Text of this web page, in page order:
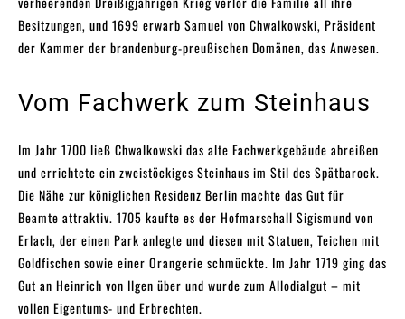
Besitzungen, und 1699 erwarb Samuel von Chwalkowski, Präsident
der Kammer der brandenburg-preußischen Domänen, das Anwesen.
Vom Fachwerk zum Steinhaus
Im Jahr 1700 ließ Chwalkowski das alte Fachwerkgebäude abreißen
und errichtete ein zweistöckiges Steinhaus im Stil des Spätbarock.
Die Nähe zur königlichen Residenz Berlin machte das Gut für
Beamte attraktiv. 1705 kaufte es der Hofmarschall Sigismund von
Erlach, der einen Park anlegte und diesen mit Statuen, Teichen mit
Goldfischen sowie einer Orangerie schmückte. Im Jahr 1719 ging das
Gut an Heinrich von Ilgen über und wurde zum Allodialgut – mit
vollen Eigentums- und Erbrechten.